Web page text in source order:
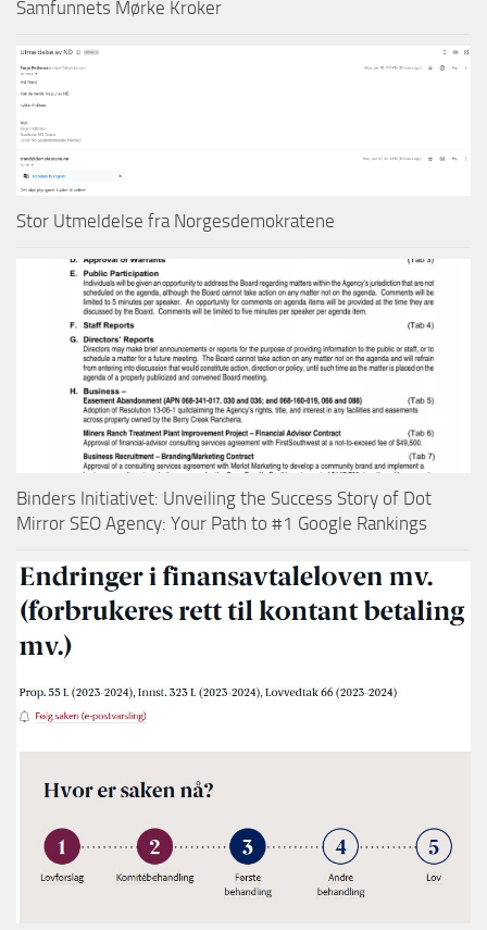
Samfunnets Mørke Kroker
Stor Utmeldelse fra Norgesdemokratene
Binders Initiativet: Unveiling the Success Story of Dot
Mirror SEO Agency: Your Path to #1 Google Rankings